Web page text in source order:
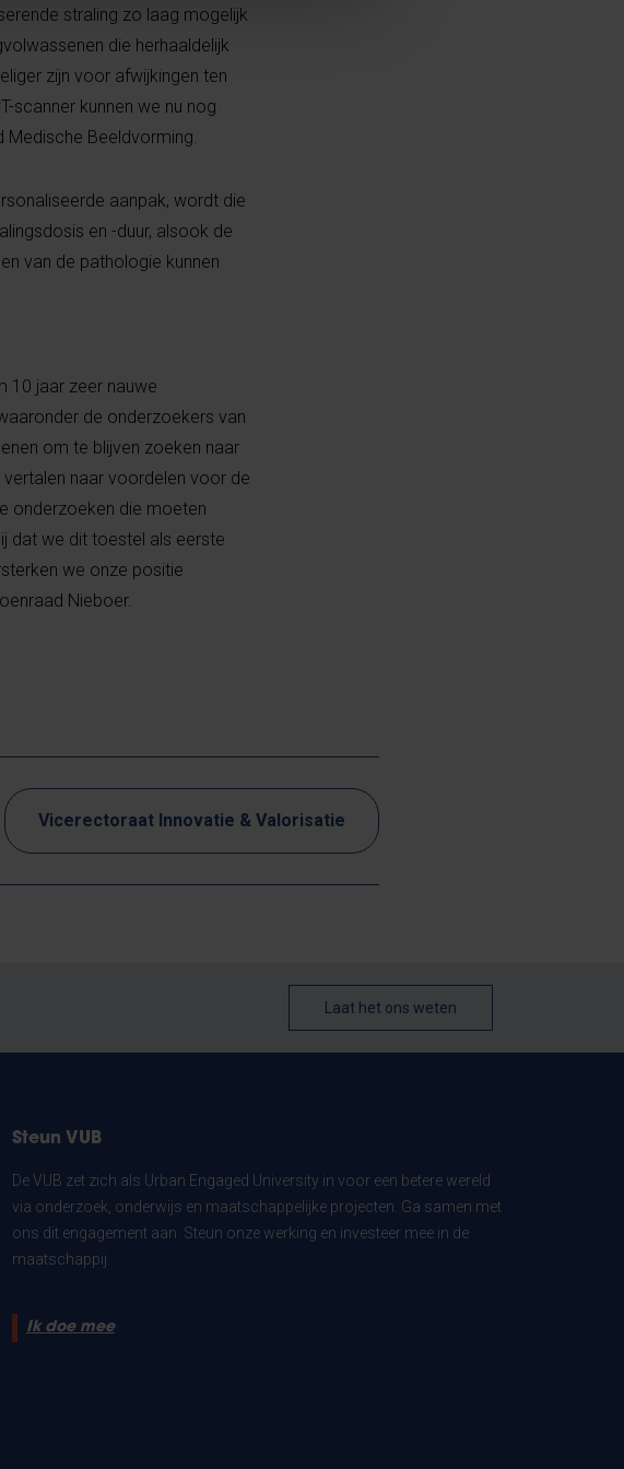
straling zo laag mogelijk
die herhaaldelijk
zijn voor afwijkingen ten
scanner kunnen we nu nog
Beeldvorming.
aanpak, wordt die
en -duur, alsook de
van de pathologie kunnen
10 jaar zeer nauwe
de onderzoekers van
om te blijven zoeken naar
naar voordelen voor de
onderzoeken die moeten
dat we dit toestel als eerste
we onze positie
Nieboer.
Vicerectoraat Innovatie & Valorisatie
Laat het ons weten
Steun VUB
De VUB zet zich als Urban Engaged University in voor een betere wereld
via onderzoek, onderwijs en maatschappelijke projecten. Ga samen met
ons dit engagement aan. Steun onze werking en investeer mee in de
maatschappij.
Ik doe mee